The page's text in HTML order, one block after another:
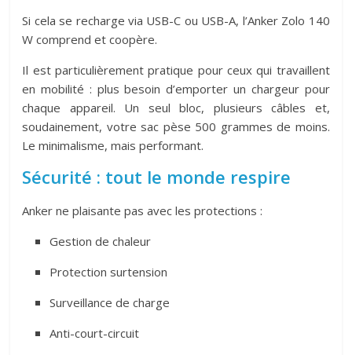
Si cela se recharge via USB-C ou USB-A, l’Anker Zolo 140
W comprend et coopère.
Il est particulièrement pratique pour ceux qui travaillent
en mobilité : plus besoin d’emporter un chargeur pour
chaque appareil. Un seul bloc, plusieurs câbles et,
soudainement, votre sac pèse 500 grammes de moins.
Le minimalisme, mais performant.
Sécurité : tout le monde respire
Anker ne plaisante pas avec les protections :
Gestion de chaleur
Protection surtension
Surveillance de charge
Anti-court-circuit